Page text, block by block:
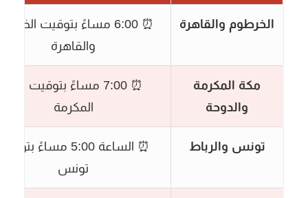
الخرطوم والقاهرة ⏰6:00 مساءً بتوقيت
والقاهرة
مكة المكرمة
والدوحة
⏰7:00 مساءً بتوقيت
المكرمة
تونس والرباط ⏰
الساعة 5:00 مساءً
تونس